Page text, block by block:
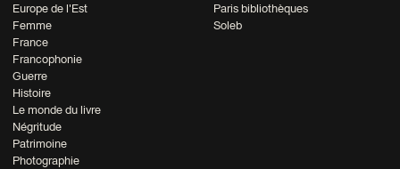
Europe de l'Est
Femme
France
Francophonie
Guerre
Histoire
Le monde du livre
Négritude
Patrimoine
Photographie
Paris bibliothèques
Soleb